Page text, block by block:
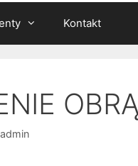
Kontakt
admin